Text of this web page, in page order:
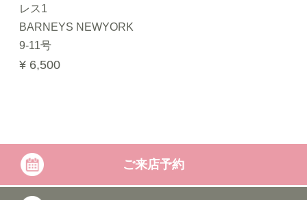
レス1
BARNEYS NEWYORK
9-11号
¥ 6,500
ご来店予約